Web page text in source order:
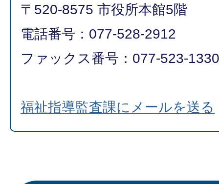
〒520-8575 市役所本館5階
電話番号：077-528-2912
ファックス番号：077-523-1330
福祉指導監査課にメールを送る